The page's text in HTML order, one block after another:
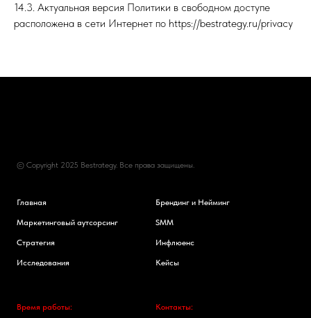
14.3. Актуальная версия Политики в свободном доступе
расположена в сети Интернет по https://bestrategy.ru/privacy
© Copyright 2025 Bestrategy. Все права защищены.
Главная
Маркетинговый аутсорсинг
Стратегия
Исследования
Брендинг и Нейминг
SMM
Инфлюенс
Кейсы
Время работы: Контакты: